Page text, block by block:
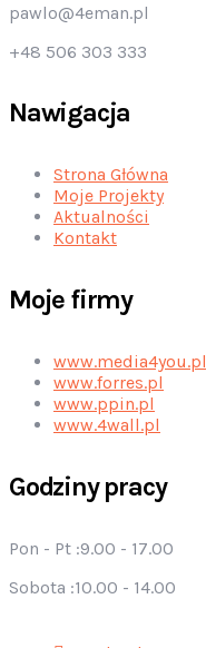
pawlo@4eman.pl
+48 506 303 333
Nawigacja
Strona Główna
Moje Projekty
Aktualności
Kontakt
Moje firmy
www.media4you.pl
www.forres.pl
www.ppin.pl
www.4wall.pl
Godziny pracy
Pon - Pt :9.00 - 17.00
Sobota :10.00 - 14.00